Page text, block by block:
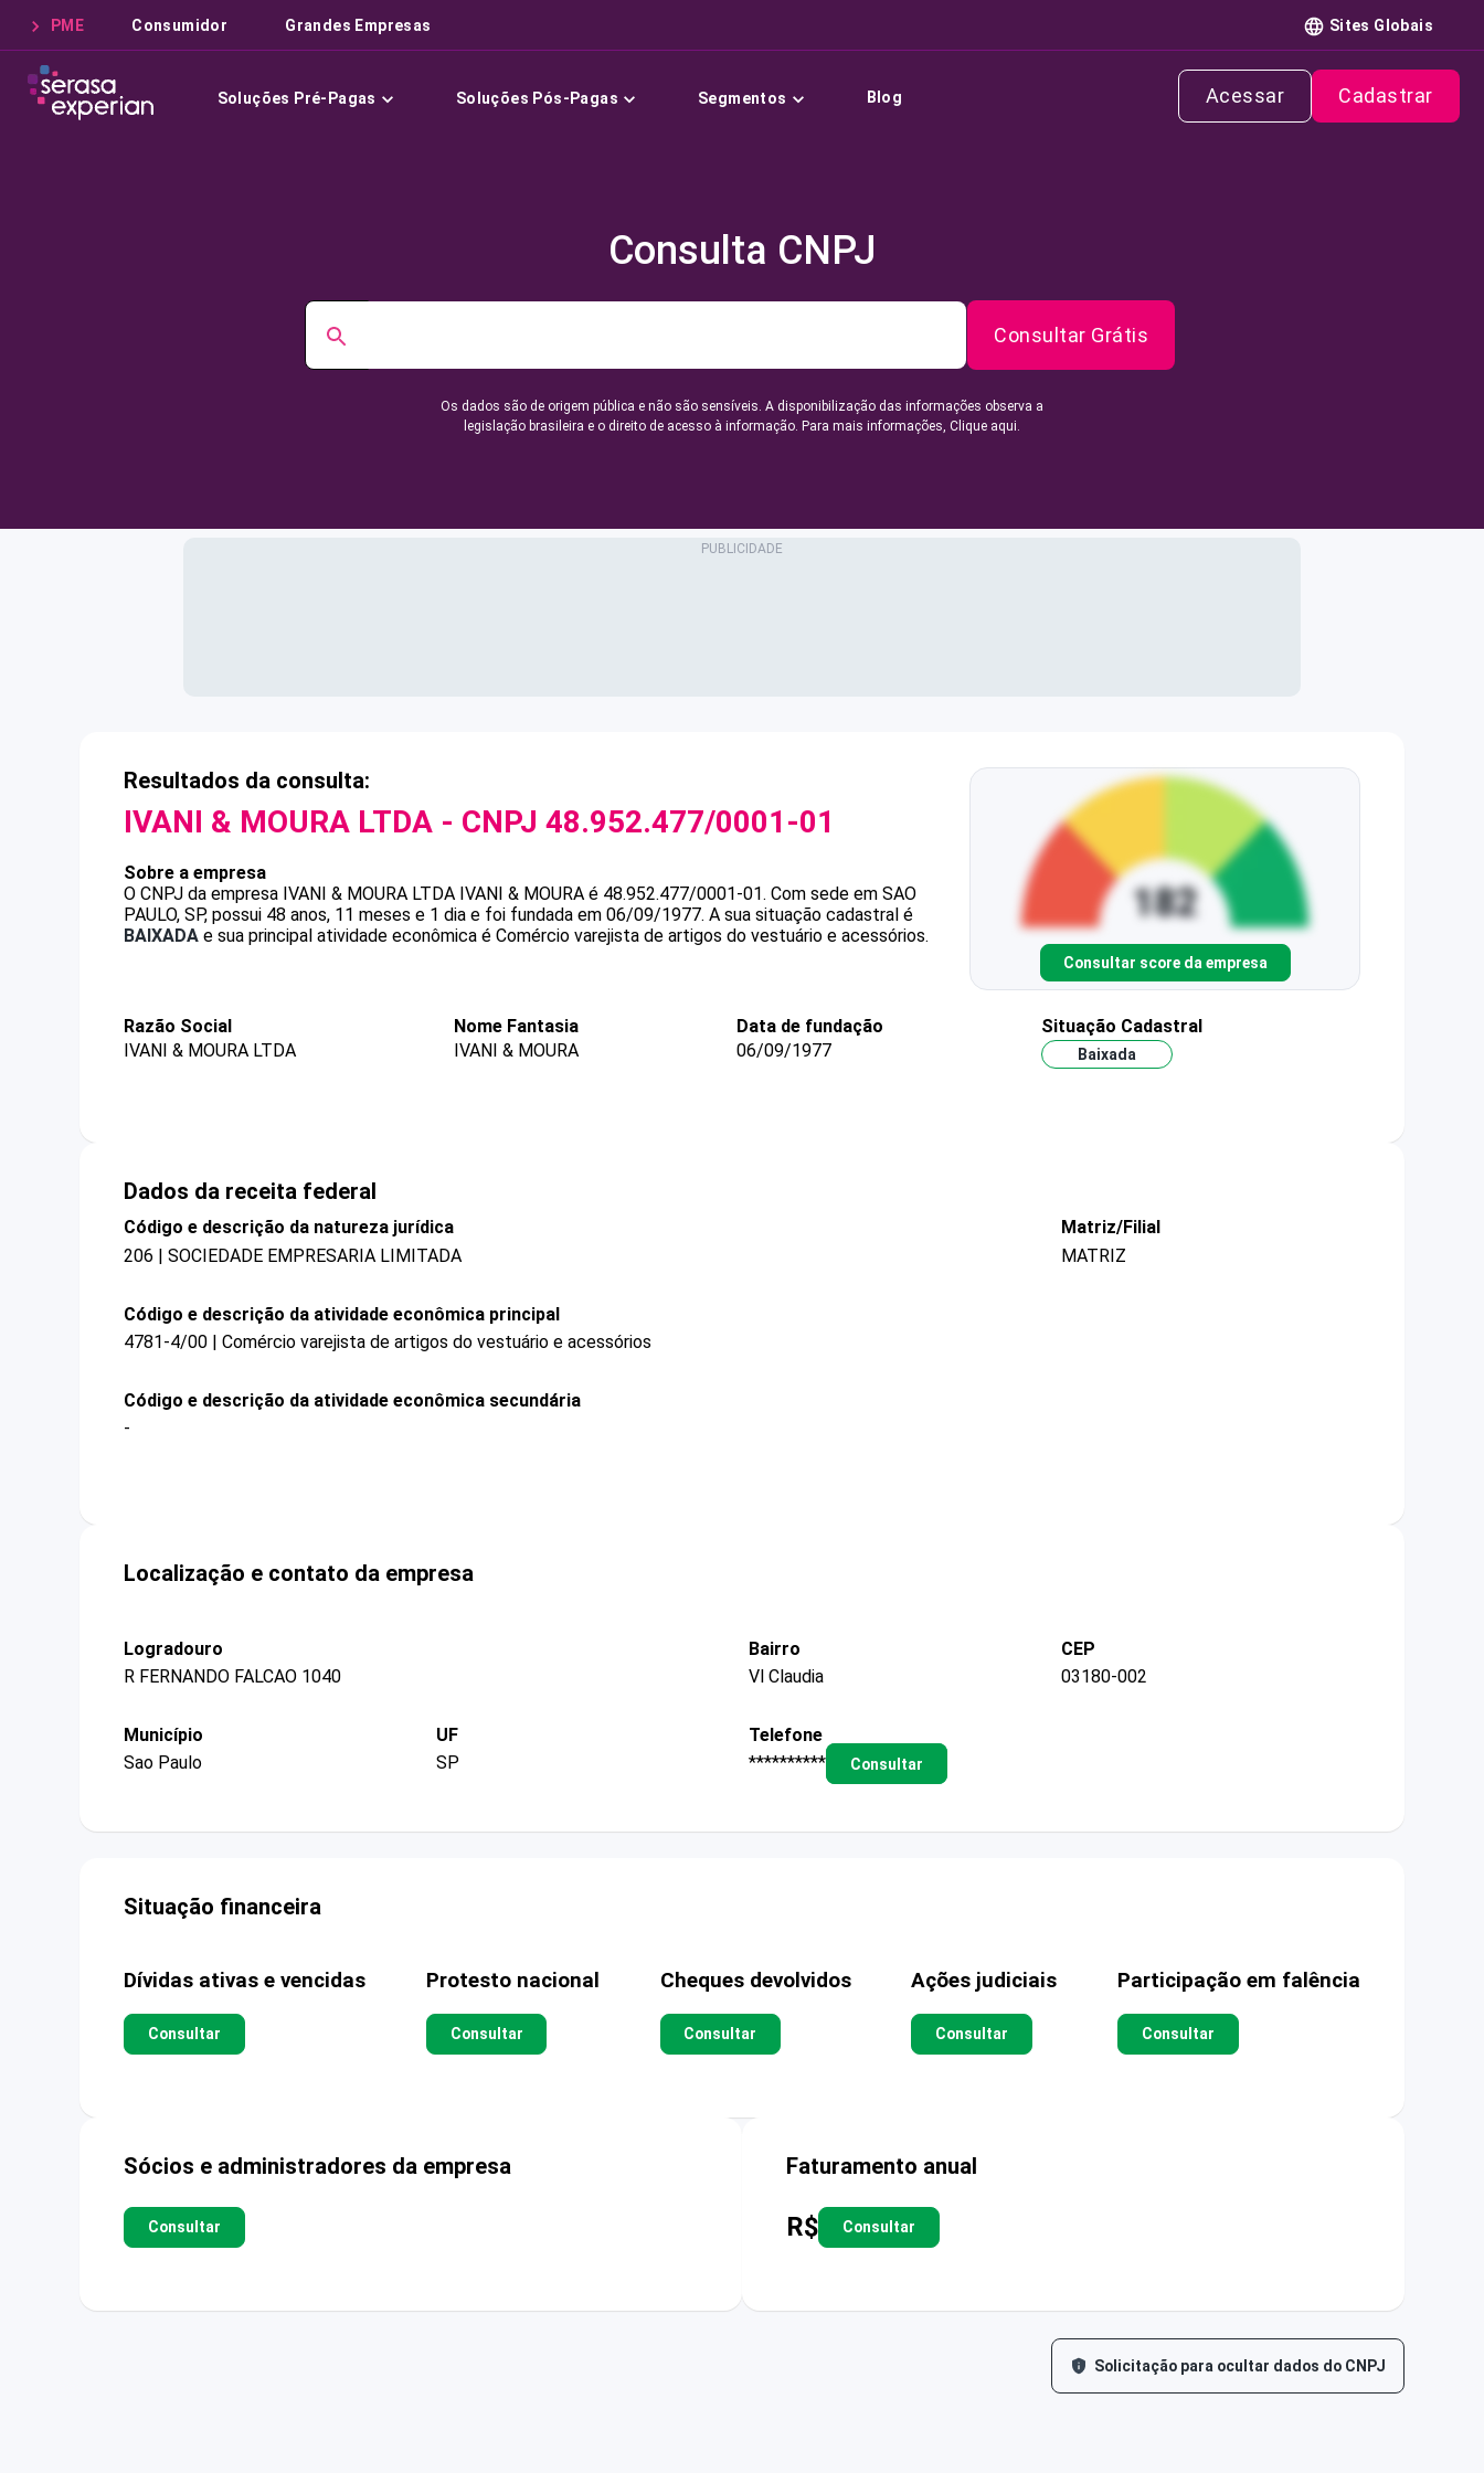
PME Consumidor Grandes Empresas Sites Globais
Soluções Pré-Pagas Soluções Pós-Pagas Segmentos Blog Acessar Cadastrar
Consulta CNPJ
Consultar Grátis
Os dados são de origem pública e não são sensíveis. A disponibilização das informações observa a
legislação brasileira e o direito de acesso à informação. Para mais informações, Clique aqui.
Resultados da consulta:
IVANI & MOURA LTDA - CNPJ 48.952.477/0001-01
Sobre a empresa
O CNPJ da empresa IVANI & MOURA LTDA IVANI & MOURA é 48.952.477/0001-01. Com sede em SAO
PAULO, SP, possui 48 anos, 11 meses e 1 dia e foi fundada em 06/09/1977. A sua situação cadastral é
BAIXADA e sua principal atividade econômica é Comércio varejista de artigos do vestuário e acessórios.
Consultar score da empresa
Razão Social
IVANI & MOURA LTDA
Nome Fantasia
IVANI & MOURA
Data de fundação
06/09/1977
Situação Cadastral
Baixada
Dados da receita federal
Código e descrição da natureza jurídica
206 | SOCIEDADE EMPRESARIA LIMITADA
Matriz/Filial
MATRIZ
Código e descrição da atividade econômica principal
4781-4/00 | Comércio varejista de artigos do vestuário e acessórios
Código e descrição da atividade econômica secundária
-
Localização e contato da empresa
Logradouro
R FERNANDO FALCAO 1040
Bairro
Vl Claudia
CEP
03180-002
Município
Sao Paulo
UF
SP
Telefone
**********
Consultar
Situação financeira
Dívidas ativas e vencidas
Consultar
Protesto nacional
Consultar
Cheques devolvidos
Consultar
Ações judiciais
Consultar
Participação em falência
Consultar
Sócios e administradores da empresa
Consultar
Faturamento anual
R$ Consultar
Solicitação para ocultar dados do CNPJ